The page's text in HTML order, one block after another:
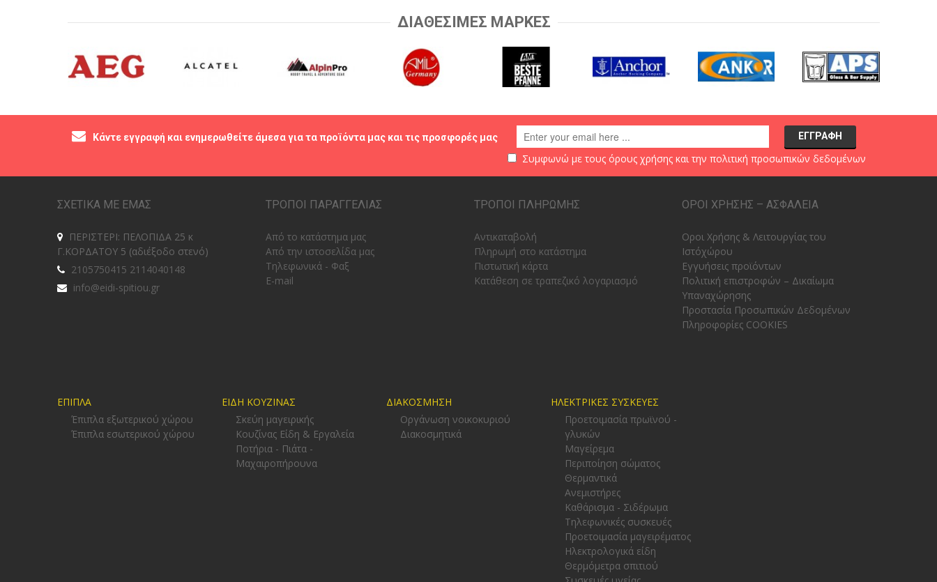
ΔΙΑΘΕΣΙΜΕΣ ΜΑΡΚΕΣ
Κάντε εγγραφή και ενημερωθείτε άμεσα για τα προϊόντα μας και τις προσφορές μας
Συμφωνώ με τους όρους χρήσηςκαι την πολιτική προσωπικών δεδομένων
ΣΧΕΤΙΚΑ ΜΕ ΕΜΑΣ
ΠΕΡΙΣΤΕΡΙ: ΠΕΛΟΠΙΔΑ 25 κ
Γ.ΚΟΡΔΑΤΟΥ 5 (αδιέξοδο στενό)
2105750415 2114040148
info@eidi-spitiou.gr
ΤΡΟΠΟΙ ΠΑΡΑΓΓΕΛΙΑΣ
Από το κατάστημα μας
Από την ιστοσελίδα μας
Tηλεφωνικά - Φαξ
E-mail
ΤΡΟΠΟΙ ΠΛΗΡΩΜΗΣ
Αντικαταβολή
Πληρωμή στο κατάστημα
Πιστωτική κάρτα
Κατάθεση σε τραπεζικό λογαριασμό
ΟΡΟΙ ΧΡΗΣΗΣ – ΑΣΦΑΛΕΙΑ
Οροι Χρήσης & Λειτουργίας του
Ιστόχώρου
Εγγυήσεις προϊόντων
Πολιτική επιστροφών – Δικαίωμα
Υπαναχώρησης
Προστασία Προσωπικών Δεδομένων
Πληροφορίες COOKIES
ΕΠΙΠΛΑ
Έπιπλα εξωτερικού χώρου
Έπιπλα εσωτερικού χώρου
ΕΙΔΗ ΚΟΥΖΙΝΑΣ
Σκεύη μαγειρικής
Κουζίνας Είδη & Εργαλεία
Ποτήρια - Πιάτα -
Μαχαιροπήρουνα
ΔΙΑΚΟΣΜΗΣΗ
Οργάνωση νοικοκυριού
Διακοσμητικά
ΗΛΕΚΤΡΙΚΕΣ ΣΥΣΚΕΥΕΣ
Προετοιμασία πρωϊνού -
γλυκών
Μαγείρεμα
Περιποίηση σώματος
Θερμαντικά
Ανεμιστήρες
Καθάρισμα - Σιδέρωμα
Τηλεφωνικές συσκευές
Προετοιμασία μαγειρέματος
Ηλεκτρολογικά είδη
Θερμόμετρα σπιτιού